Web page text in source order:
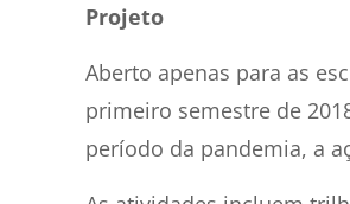
Projeto
Aberto apenas para as
primeiro semestre de
período da pandemia, a